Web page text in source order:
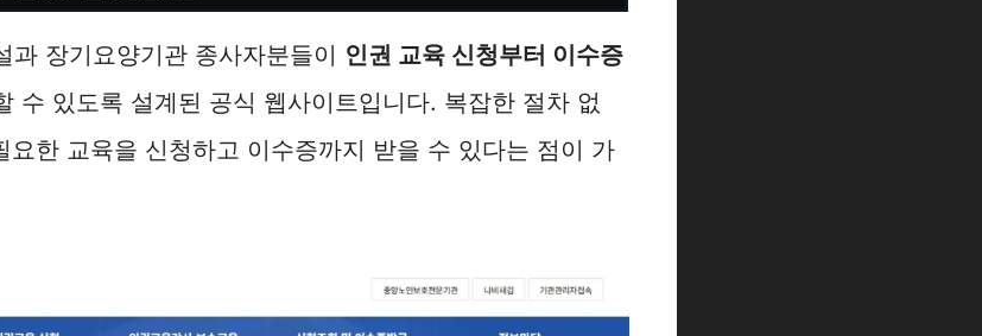
과 장기요양기관 종사자분들이 인권 교육 신청부터 이수증
수 있도록 설계된 공식 웹사이트입니다. 복잡한 절차 없
요한 교육을 신청하고 이수증까지 받을 수 있다는 점이 가